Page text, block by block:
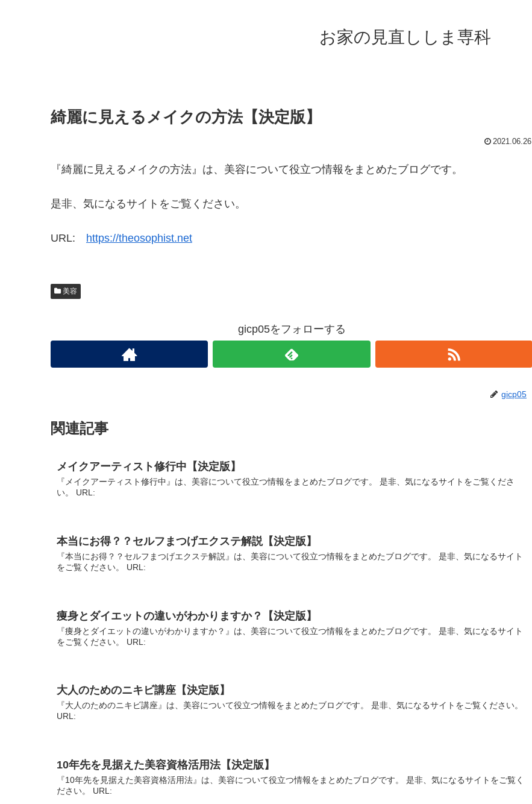
お家の見直ししま専科
綺麗に見えるメイクの方法【決定版】
2021.06.26
『綺麗に見えるメイクの方法』は、美容について役立つ情報をまとめたブログです。
是非、気になるサイトをご覧ください。
URL: https://theosophist.net
美容
gicp05をフォローする
gicp05
関連記事
メイクアーティスト修行中【決定版】
『メイクアーティスト修行中』は、美容について役立つ情報をまとめたブログです。 是非、気になるサイトをご覧くださ
い。 URL:
本当にお得？？セルフまつげエクステ解説【決定版】
『本当にお得？？セルフまつげエクステ解説』は、美容について役立つ情報をまとめたブログです。 是非、気になるサイト
をご覧ください。 URL:
痩身とダイエットの違いがわかりますか？【決定版】
『痩身とダイエットの違いがわかりますか？』は、美容について役立つ情報をまとめたブログです。 是非、気になるサイト
をご覧ください。 URL:
大人のためのニキビ講座【決定版】
『大人のためのニキビ講座』は、美容について役立つ情報をまとめたブログです。 是非、気になるサイトをご覧ください。
URL:
10年先を見据えた美容資格活用法【決定版】
『10年先を見据えた美容資格活用法』は、美容について役立つ情報をまとめたブログです。 是非、気になるサイトをご覧く
ださい。 URL: